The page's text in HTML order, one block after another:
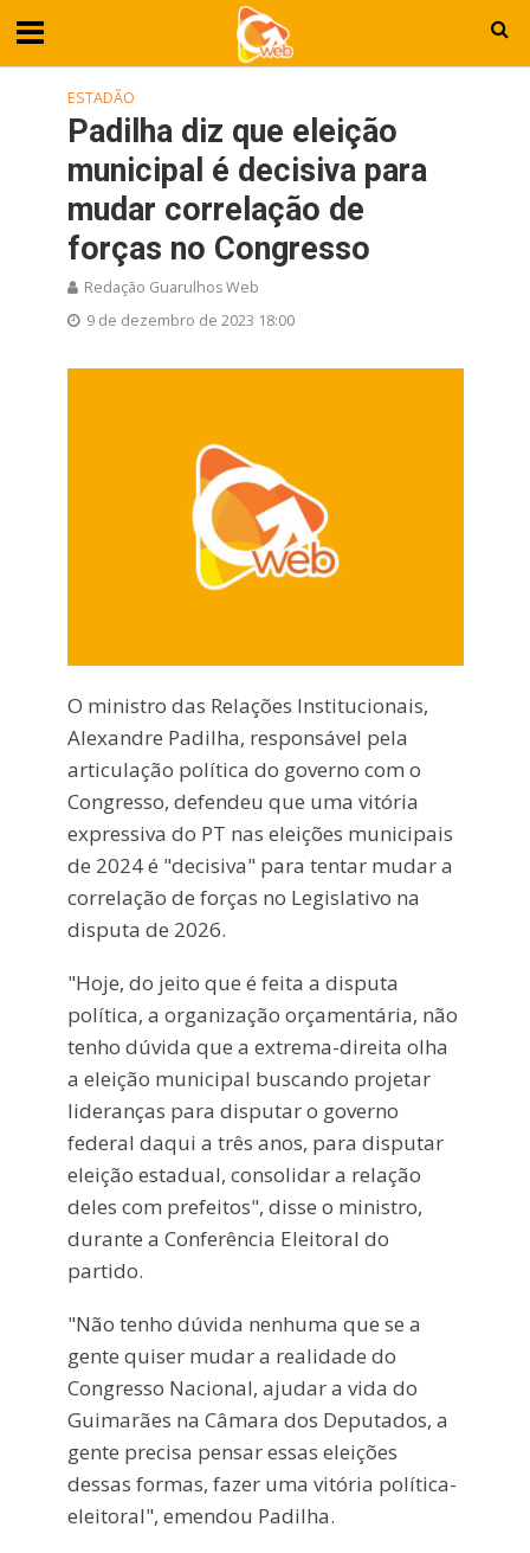
ESTADÃO
Padilha diz que eleição
municipal é decisiva para
mudar correlação de
forças no Congresso
Redação Guarulhos Web
9 de dezembro de 2023 18:00
O ministro das Relações Institucionais,
Alexandre Padilha, responsável pela
articulação política do governo com o
Congresso, defendeu que uma vitória
expressiva do PT nas eleições municipais
de 2024 é "decisiva" para tentar mudar a
correlação de forças no Legislativo na
disputa de 2026.
"Hoje, do jeito que é feita a disputa
política, a organização orçamentária, não
tenho dúvida que a extrema-direita olha
a eleição municipal buscando projetar
lideranças para disputar o governo
federal daqui a três anos, para disputar
eleição estadual, consolidar a relação
deles com prefeitos", disse o ministro,
durante a Conferência Eleitoral do
partido.
"Não tenho dúvida nenhuma que se a
gente quiser mudar a realidade do
Congresso Nacional, ajudar a vida do
Guimarães na Câmara dos Deputados, a
gente precisa pensar essas eleições
dessas formas, fazer uma vitória política-
eleitoral", emendou Padilha.